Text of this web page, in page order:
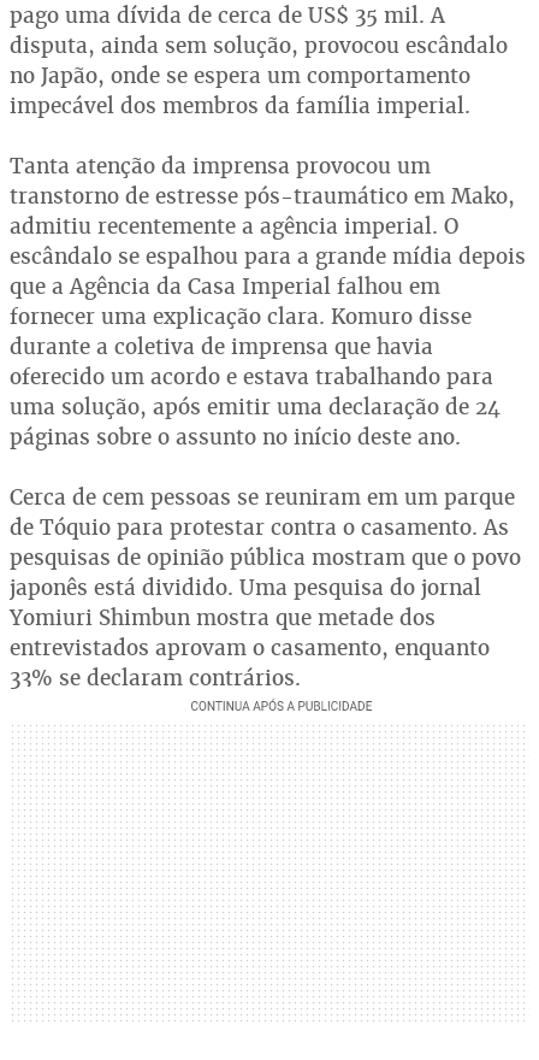
pago uma dívida de cerca de US$ 35 mil. A
disputa, ainda sem solução, provocou escândalo
no Japão, onde se espera um comportamento
impecável dos membros da família imperial.
Tanta atenção da imprensa provocou um
transtorno de estresse pós-traumático em Mako,
admitiu recentemente a agência imperial. O
escândalo se espalhou para a grande mídia depois
que a Agência da Casa Imperial falhou em
fornecer uma explicação clara. Komuro disse
durante a coletiva de imprensa que havia
oferecido um acordo e estava trabalhando para
uma solução, após emitir uma declaração de 24
páginas sobre o assunto no início deste ano.
Cerca de cem pessoas se reuniram em um parque
de Tóquio para protestar contra o casamento. As
pesquisas de opinião pública mostram que o povo
japonês está dividido. Uma pesquisa do jornal
Yomiuri Shimbun mostra que metade dos
entrevistados aprovam o casamento, enquanto
33% se declaram contrários.